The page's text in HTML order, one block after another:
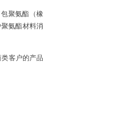
聚氨酯（橡
氨酯材料消
客户的产品